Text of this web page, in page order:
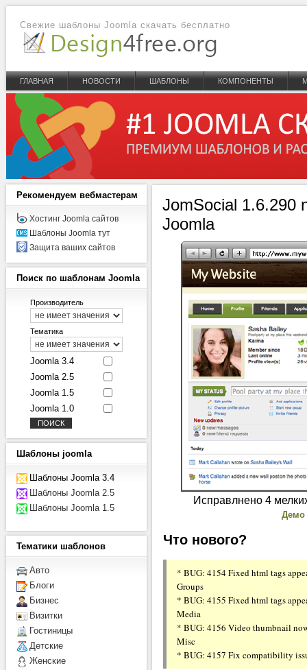
Свежие шаблоны Joomla скачать бесплатно
ГЛАВНАЯ НОВОСТИ ШАБЛОНЫ КОМПОНЕНТЫ
JomSocial 1.6.290
Joomla
Исправлнено 4
Демо
Что нового?
* BUG: 4154 Fixed html tags
Groups
* BUG: 4155 Fixed html tags
Media
* BUG: 4156 Video thumbnail
Misc
* BUG: 4157 Fix compatibility
Рекомендуем вебмастерам
Хостинг Joomla сайтов
Шаблоны Joomla тут
Защита ваших сайтов
Поиск по шаблонам Joomla
Производитель
Тематика
Joomla 3.4
Joomla 2.5
Joomla 1.5
Joomla 1.0
Шаблоны joomla
Шаблоны Joomla 3.4
Шаблоны Joomla 2.5
Шаблоны Joomla 1.5
Тематики шаблонов
Авто
Блоги
Бизнес
Визитки
Гостиницы
Детcкие
Женские